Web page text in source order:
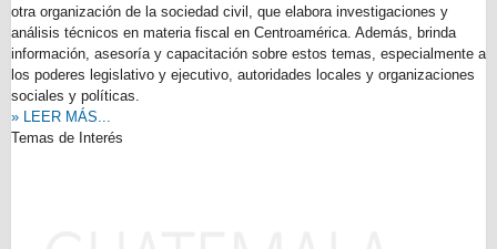
otra organización de la sociedad civil, que elabora investigaciones y
análisis técnicos en materia fiscal en Centroamérica. Además, brinda
información, asesoría y capacitación sobre estos temas, especialmente a
los poderes legislativo y ejecutivo, autoridades locales y organizaciones
sociales y políticas.
» LEER MÁS...
Temas de Interés